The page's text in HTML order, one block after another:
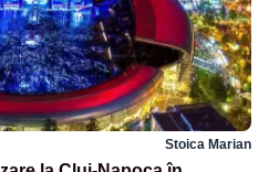
Stoica Marian